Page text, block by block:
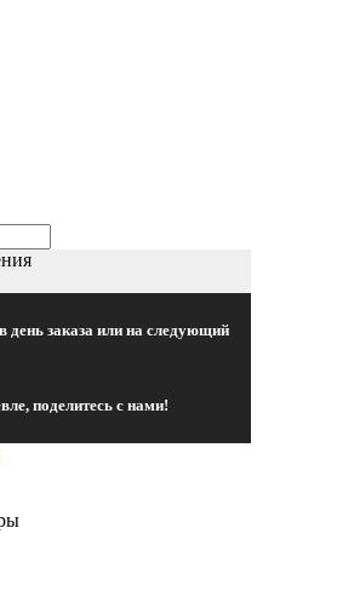
день заказа или на следующий
поделитесь с нами!